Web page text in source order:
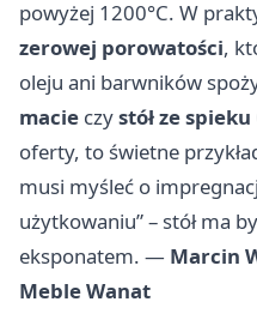
powyżej 1200°C. W
zerowej porowatości,
oleju ani barwników
macie czystół ze
oferty, to świetne
musi myśleć o
użytkowaniu” – stół ma
eksponatem. — Marcin
Meble Wanat